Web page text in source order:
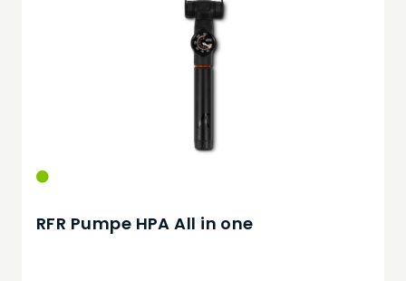
RFR Pumpe HPA All in one